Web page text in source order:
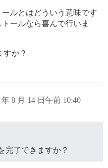
ルとはどういう意味です
ールなら喜んで行いま
すか？
年 8 月 14 日午前 10:40
完了できますか？